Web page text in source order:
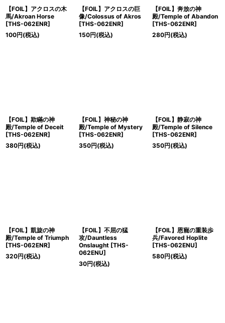
【FOIL】アクロスの木
馬/Akroan Horse
[THS-062ENR]
100円(税込)
【FOIL】アクロスの巨
像/Colossus of Akros
[THS-062ENR]
150円(税込)
【FOIL】奔放の神
殿/Temple of Abandon
[THS-062ENR]
280円(税込)
【FOIL】欺瞞の神
殿/Temple of Deceit
[THS-062ENR]
380円(税込)
【FOIL】神秘の神
殿/Temple of Mystery
[THS-062ENR]
350円(税込)
【FOIL】静寂の神
殿/Temple of Silence
[THS-062ENR]
350円(税込)
【FOIL】凱旋の神
殿/Temple of Triumph
[THS-062ENR]
320円(税込)
【FOIL】不屈の猛
攻/Dauntless
Onslaught [THS-
062ENU]
30円(税込)
【FOIL】恩寵の重装歩
兵/Favored Hoplite
[THS-062ENU]
580円(税込)